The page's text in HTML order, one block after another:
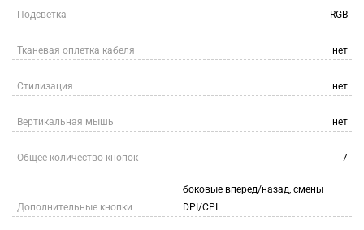
Подсветка RGB
Тканевая оплетка кабеля нет
Стилизация нет
Вертикальная мышь нет
Общее количество кнопок 7
Дополнительные кнопки
боковые вперед/назад, смены
DPI/CPI